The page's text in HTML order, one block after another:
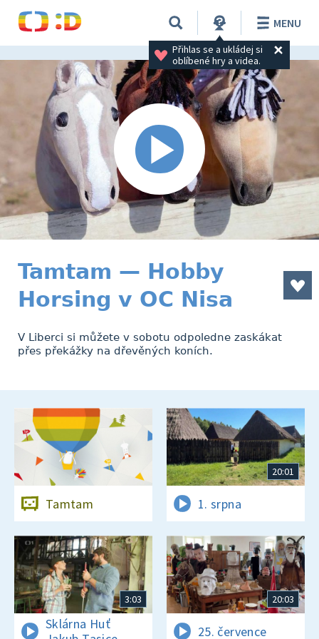
Přihlas se a ukládej si
oblíbené hry a videa.
MENU
Tamtam — Hobby
Horsing v OC Nisa
V Liberci si můžete v sobotu odpoledne zaskákat
přes překážky na dřevěných koních.
Tamtam
20:01
1. srpna
3:03
Sklárna Huť
20:03
25. července